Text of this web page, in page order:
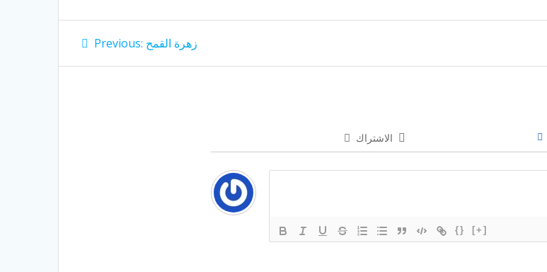
Post
navigation
Previous: Previous
زهرة القمح
الاشتراك
{} [+]